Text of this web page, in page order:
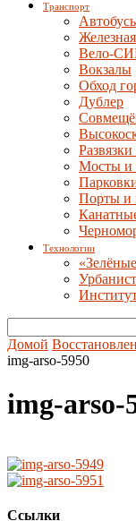
Транспорт
Вело-
Вокзалы
Обход
Дублер
Мосты и
Порты и
Технологии
Домой
img-arso-5950
img-arso-
Ссылки